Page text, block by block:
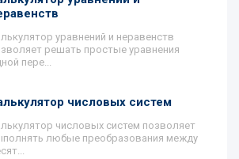
уравнений и неравенств
решать простые уравнения
пере...
числовых систем
числовых систем позволяет
любые преобразования между